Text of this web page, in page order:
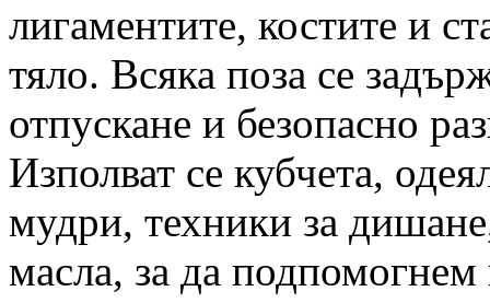
лигаментите, костите и
тяло. Всяка поза се
отпускане и безопасно
Изполват се кубчета,
мудри, техники за
масла, за да